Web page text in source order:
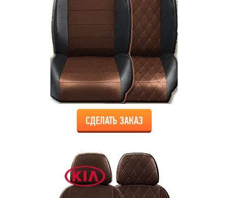
СДЕЛАТЬ ЗАКАЗ